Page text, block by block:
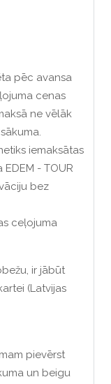
pēc avansa
cenas
ne vēlāk
iemaksātas
- TOUR
bez
ceļojuma
ir jābūt
(Latvijas
pievērst
un beigu